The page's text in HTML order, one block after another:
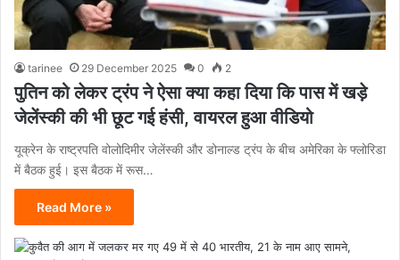
tarinee 29 December 2025 0 2
पुतिन को लेकर ट्रंप ने ऐसा क्या कहा दिया कि पास में खड़े
जेलेंस्की की भी छूट गई हंसी, वायरल हुआ वीडियो
यूक्रेन के राष्ट्रपति वोलोदिमीर जेलेंस्की और डोनाल्ड ट्रंप के बीच अमेरिका के फ्लोरिडा
में बैठक हुई। इस बैठक में रूस…
Read More »